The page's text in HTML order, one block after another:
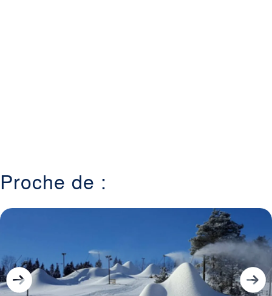
Proche de :